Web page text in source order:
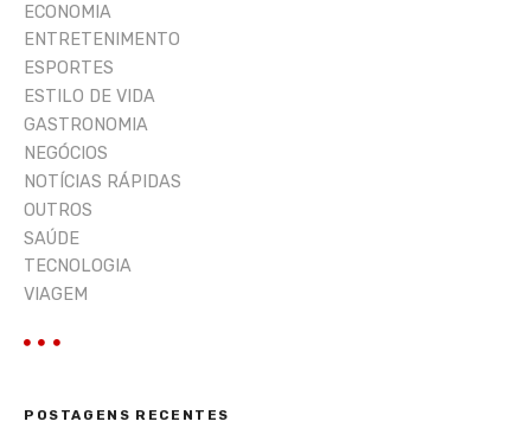
ECONOMIA
ENTRETENIMENTO
ESPORTES
ESTILO DE VIDA
GASTRONOMIA
NEGÓCIOS
NOTÍCIAS RÁPIDAS
OUTROS
SAÚDE
TECNOLOGIA
VIAGEM
POSTAGENS RECENTES